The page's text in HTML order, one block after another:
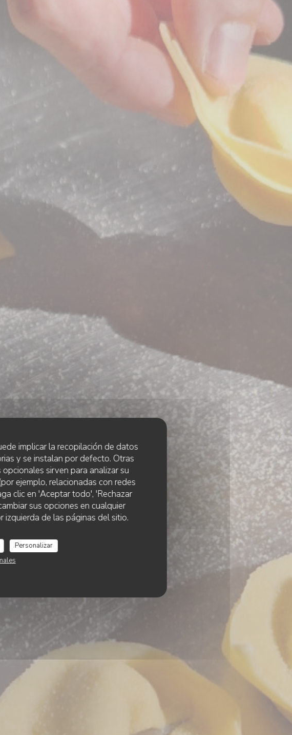
implicar la recopilación de datos
y se instalan por defecto. Otras
sirven para analizar su
ejemplo, relacionadas con redes
clic en 'Aceptar todo', 'Rechazar
sus opciones en cualquier
izquierda de las páginas del sitio.
Personalizar